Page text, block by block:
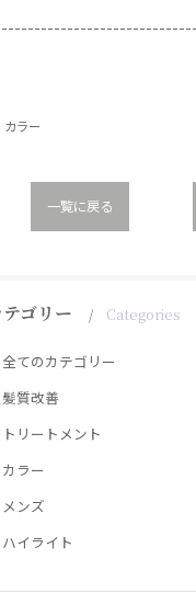
カラー
一覧に戻る
テゴリー Categories
全てのカテゴリー
髪質改善
トリートメント
カラー
メンズ
ハイライト